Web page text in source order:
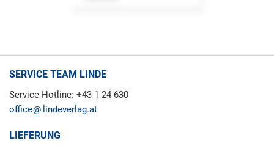
SERVICE TEAM LINDE
Service Hotline: +43 1 24 630
office
lindeverlag.at
LIEFERUNG